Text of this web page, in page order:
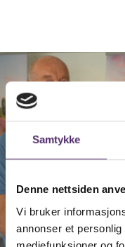
Samtykke
Denne nettsiden
Vi bruker
annonser et